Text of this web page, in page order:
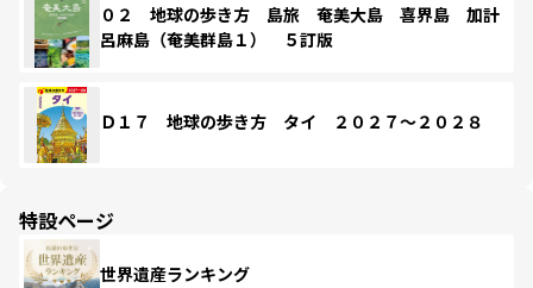
０２ 地球の歩き方 島旅 奄美大島 喜界島 加計
呂麻島（奄美群島１） ５訂版
Ｄ１７ 地球の歩き方 タイ ２０２７～２０２８
特設ページ
世界遺産ランキング